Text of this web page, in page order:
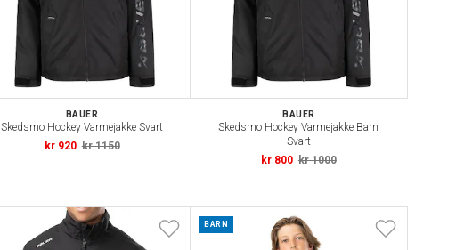
BAUER
Skedsmo Hockey Varmejakke Svart
kr 920 kr 1150
BAUER
Skedsmo Hockey Varmejakke Barn
Svart
kr 800 kr 1000
BARN